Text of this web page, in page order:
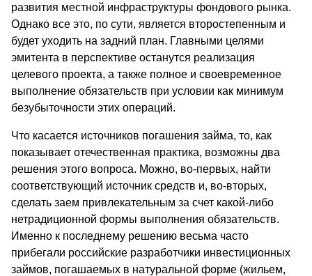
развития местной инфраструктуры фондового рынка.
Однако все это, по сути, является второстепенным и
будет уходить на задний план. Главными целями
эмитента в перспективе останутся реализация
целевого проекта, а также полное и своевременное
выполнение обязательств при условии как минимум
безубыточности этих операций.
Что касается источников погашения займа, то, как
показывает отечественная практика, возможны два
решения этого вопроса. Можно, во-первых, найти
соответствующий источник средств и, во-вторых,
сделать заем привлекательным за счет какой-либо
нетрадиционной формы выполнения обязательств.
Именно к последнему решению весьма часто
прибегали российские разработчики инвестиционных
займов, погашаемых в натуральной форме (жильем,